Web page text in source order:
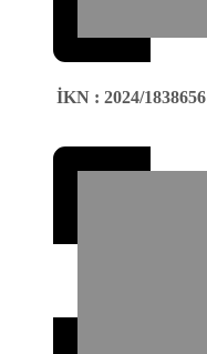
İKN : 2024/1838656